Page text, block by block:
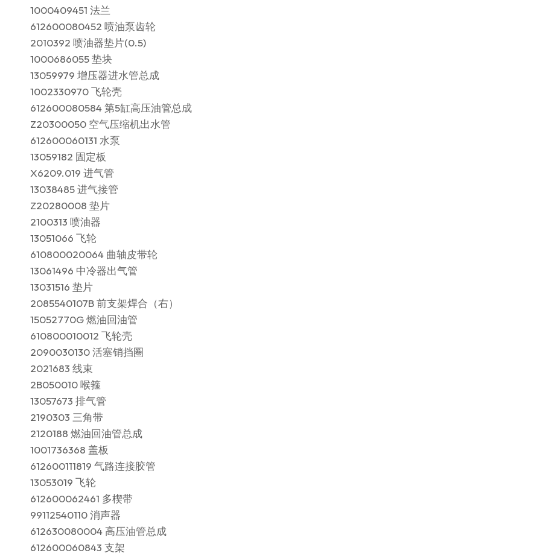
1000409451 法兰
612600080452 喷油泵齿轮
2010392 喷油器垫片(0.5)
1000686055 垫块
13059979 增压器进水管总成
1002330970 飞轮壳
612600080584 第5缸高压油管总成
Z20300050 空气压缩机出水管
612600060131 水泵
13059182 固定板
X6209.019 进气管
13038485 进气接管
Z20280008 垫片
2100313 喷油器
13051066 飞轮
610800020064 曲轴皮带轮
13061496 中冷器出气管
13031516 垫片
2085540107B 前支架焊合（右）
15052770G 燃油回油管
610800010012 飞轮壳
2090030130 活塞销挡圈
2021683 线束
2B050010 喉箍
13057673 排气管
2190303 三角带
2120188 燃油回油管总成
1001736368 盖板
612600111819 气路连接胶管
13053019 飞轮
612600062461 多楔带
99112540110 消声器
612630080004 高压油管总成
612600060843 支架